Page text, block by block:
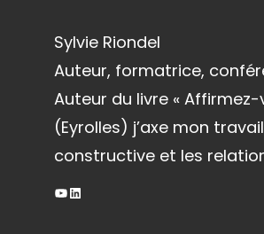
Sylvie Riondel
Auteur, formatrice,
Auteur du livre «
(Eyrolles) j’axe mon
constructive et les
YouTube LinkedIn